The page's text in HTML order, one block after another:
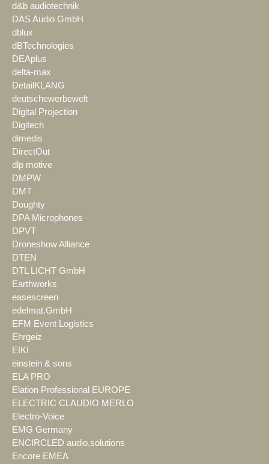
d&b audiotechnik
DAS Audio GmbH
dblux
dBTechnologies
DEAplus
delta-max
DetailKLANG
deutschewerbewelt
Digital Projection
Digitech
dimedis
DirectOut
dlp motive
DMPW
DMT
Doughty
DPA Microphones
DPVT
Droneshow Alliance
DTEN
DTL LICHT GmbH
Earthworks
easescreen
edelmat.GmbH
EFM Event Logistics
Ehrgeiz
EIKI
einstein & sons
ELA PRO
Elation Professional EUROPE
ELECTRIC CLAUDIO MERLO
Electro-Voice
EMG Germany
ENCIRCLED audio.solutions
Encore EMEA